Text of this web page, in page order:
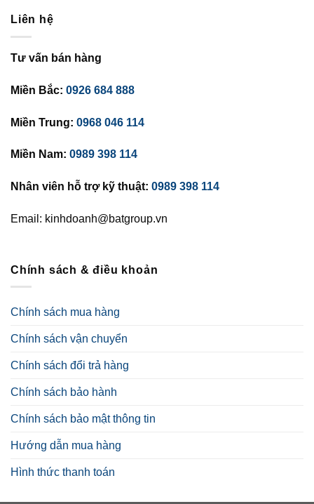
Liên hệ
Tư vấn bán hàng
Miền Bắc: 0926 684 888
Miền Trung: 0968 046 114
Miền Nam: 0989 398 114
Nhân viên hỗ trợ kỹ thuật: 0989 398 114
Email: kinhdoanh@batgroup.vn
Chính sách & điều khoản
Chính sách mua hàng
Chính sách vận chuyển
Chính sách đổi trả hàng
Chính sách bảo hành
Chính sách bảo mật thông tin
Hướng dẫn mua hàng
Hình thức thanh toán